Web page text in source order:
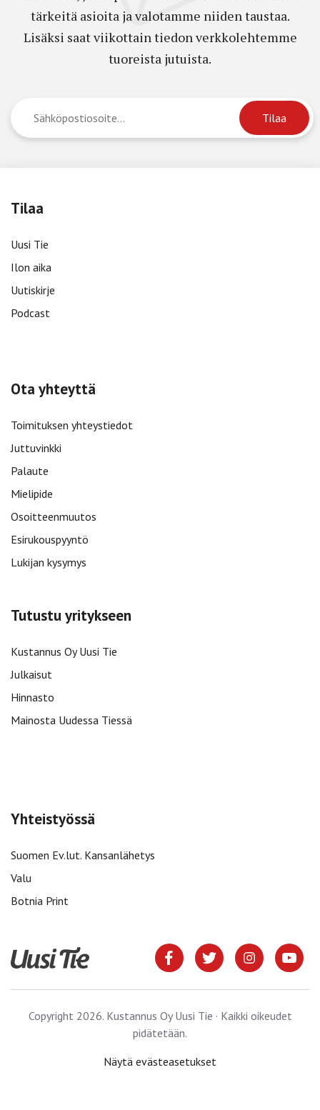
tärkeitä asioita ja valotamme niiden taustaa.
Lisäksi saat viikottain tiedon verkkolehtemme
tuoreista jutuista.
Tilaa
Uusi Tie
Ilon aika
Uutiskirje
Podcast
Ota yhteyttä
Toimituksen yhteystiedot
Juttuvinkki
Palaute
Mielipide
Osoitteenmuutos
Esirukouspyyntö
Lukijan kysymys
Tutustu yritykseen
Kustannus Oy Uusi Tie
Julkaisut
Hinnasto
Mainosta Uudessa Tiessä
Yhteistyössä
Suomen Ev.lut. Kansanlähetys
Valu
Botnia Print
Copyright 2026. Kustannus Oy Uusi Tie · Kaikki oikeudet
pidätetään.
Näytä evästeasetukset